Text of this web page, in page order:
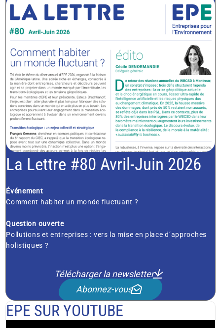
La Lettre #80 Avril-Juin 2026
Événement
Comment habiter un monde fluctuant ?
Question ouverte
Pollutions et entreprises : vers la mise en place d’approches
holistiques ?
Télécharger la newsletter
Abonnez-vous
EPE SUR YOUTUBE